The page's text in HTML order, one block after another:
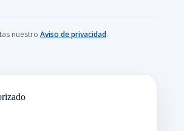
nuestro Aviso de privacidad.